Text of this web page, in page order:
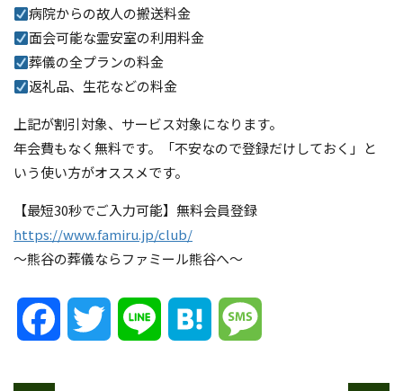
病院からの故人の搬送料金
面会可能な霊安室の利用料金
葬儀の全プランの料金
返礼品、生花などの料金
上記が割引対象、サービス対象になります。
年会費もなく無料です。「不安なので登録だけしておく」と
いう使い方がオススメです。
【最短30秒でご入力可能】無料会員登録
https://www.famiru.jp/club/
～熊谷の葬儀ならファミール熊谷へ～
FacebookTwitter Line Hatena